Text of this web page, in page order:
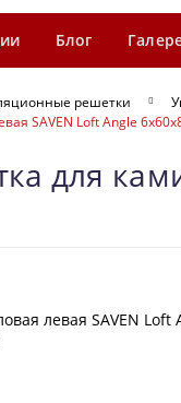
Блог
решетки
SAVEN Loft Angle
для